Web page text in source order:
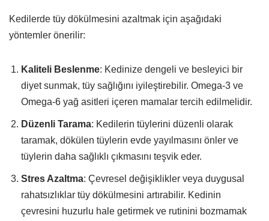
Kedilerde tüy dökülmesini azaltmak için aşağıdaki
yöntemler önerilir:
Kaliteli Beslenme: Kedinize dengeli ve besleyici bir
diyet sunmak, tüy sağlığını iyileştirebilir. Omega-3 ve
Omega-6 yağ asitleri içeren mamalar tercih edilmelidir.
Düzenli Tarama: Kedilerin tüylerini düzenli olarak
taramak, dökülen tüylerin evde yayılmasını önler ve
tüylerin daha sağlıklı çıkmasını teşvik eder.
Stres Azaltma: Çevresel değişiklikler veya duygusal
rahatsızlıklar tüy dökülmesini artırabilir. Kedinin
çevresini huzurlu hale getirmek ve rutinini bozmamak